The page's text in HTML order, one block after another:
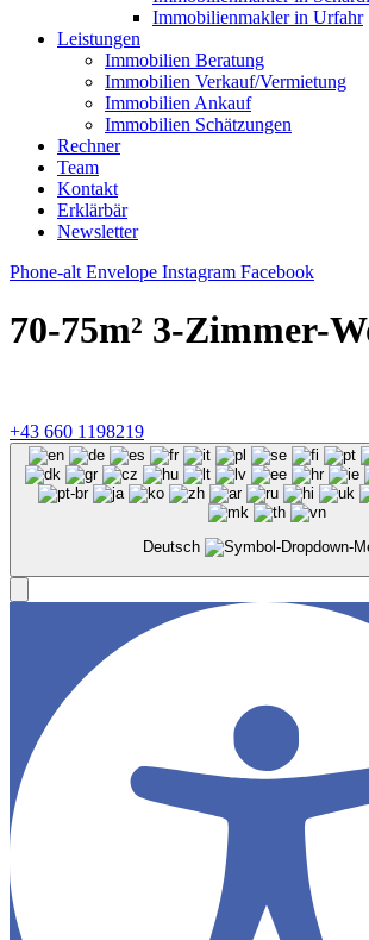
Immobilienmakler in Urfahr
Leistungen
Immobilien Beratung
Immobilien Verkauf/Vermietung
Immobilien Ankauf
Immobilien Schätzungen
Rechner
Team
Kontakt
Erklärbär
Newsletter
Phone-alt Envelope Instagram Facebook
70-75m² 3-Zimmer-
+43 660 1198219‬
Deutsch